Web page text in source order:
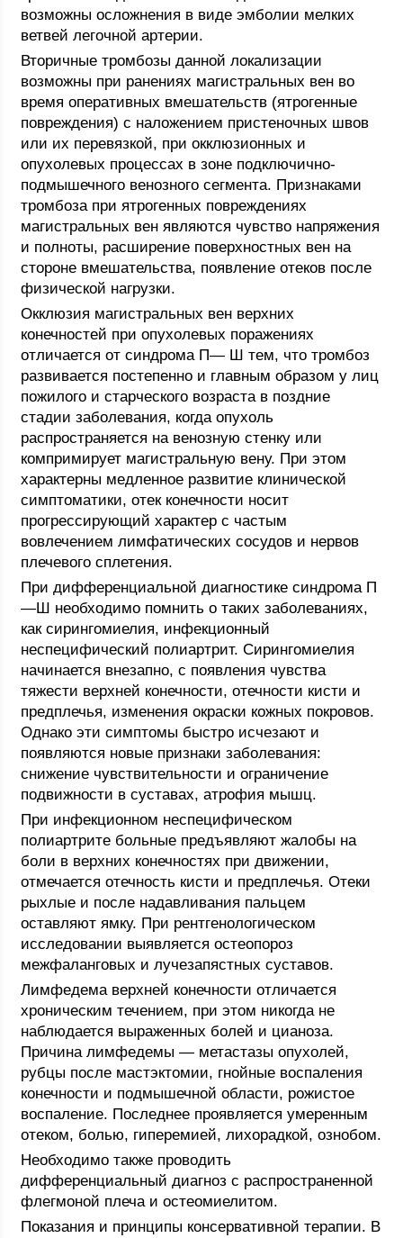
возможны осложнения в виде эмболии мелких
ветвей легочной артерии.
Вторичные тромбозы данной локализации
возможны при ранениях магистральных вен во
время оперативных вмешательств (ятрогенные
повреждения) с наложением пристеночных швов
или их перевязкой, при окклюзионных и
опухолевых процессах в зоне подключично-
подмышечного венозного сегмента. Признаками
тромбоза при ятрогенных повреждениях
магистральных вен являются чувство напряжения
и полноты, расширение поверхностных вен на
стороне вмешательства, появление отеков после
физической нагрузки.
Окклюзия магистральных вен верхних
конечностей при опухолевых поражениях
отличается от синдрома П— Ш тем, что тромбоз
развивается постепенно и главным образом у лиц
пожилого и старческого возраста в поздние
стадии заболевания, когда опухоль
распространяется на венозную стенку или
компримирует магистральную вену. При этом
характерны медленное развитие клинической
симптоматики, отек конечности носит
прогрессирующий характер с частым
вовлечением лимфатических сосудов и нервов
плечевого сплетения.
При дифференциальной диагностике синдрома П
—Ш необходимо помнить о таких заболеваниях,
как сирингомиелия, инфекционный
неспецифический полиартрит. Сирингомиелия
начинается внезапно, с появления чувства
тяжести верхней конечности, отечности кисти и
предплечья, изменения окраски кожных покровов.
Однако эти симптомы быстро исчезают и
появляются новые признаки заболевания:
снижение чувствительности и ограничение
подвижности в суставах, атрофия мышц.
При инфекционном неспецифическом
полиартрите больные предъявляют жалобы на
боли в верхних конечностях при движении,
отмечается отечность кисти и предплечья. Отеки
рыхлые и после надавливания пальцем
оставляют ямку. При рентгенологическом
исследовании выявляется остеопороз
межфаланговых и лучезапястных суставов.
Лимфедема верхней конечности отличается
хроническим течением, при этом никогда не
наблюдается выраженных болей и цианоза.
Причина лимфедемы — метастазы опухолей,
рубцы после мастэктомии, гнойные воспаления
конечности и подмышечной области, рожистое
воспаление. Последнее проявляется умеренным
отеком, болью, гиперемией, лихорадкой, ознобом.
Необходимо также проводить
дифференциальный диагноз с распространенной
флегмоной плеча и остеомиелитом.
Показания и принципы консервативной терапии. В